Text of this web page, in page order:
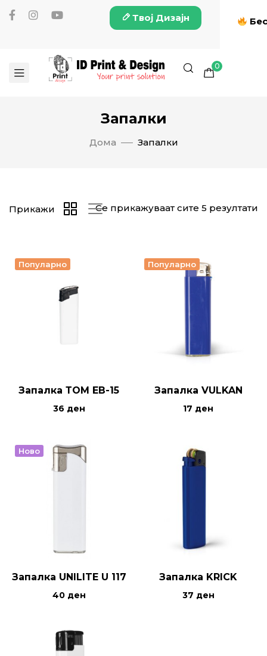
Твој Дизајн
0
Запалки
Дома Запалки
Се прикажуваат сите 5 резултати
Прикажи
Популарно
Запалка ТОМ ЕВ-15
36 ден
Популарно
Запалка VULKAN
17 ден
Ново
Запалка UNILITE U 117
40 ден
Запалка KRICK
37 ден